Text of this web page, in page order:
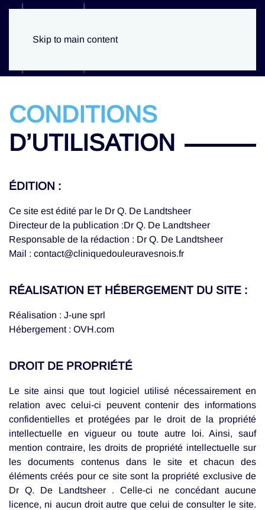
Skip to main content
CONDITIONS
D’UTILISATION
ÉDITION :
Ce site est édité par le Dr Q. De Landtsheer
Directeur de la publication :Dr Q. De Landtsheer
Responsable de la rédaction : Dr Q. De Landtsheer
Mail : contact@cliniquedouleuravesnois.fr
RÉALISATION ET HÉBERGEMENT DU SITE :
Réalisation : J-une sprl
Hébergement : OVH.com
DROIT DE PROPRIÉTÉ
Le site ainsi que tout logiciel utilisé nécessairement en
relation avec celui-ci peuvent contenir des informations
confidentielles et protégées par le droit de la propriété
intellectuelle en vigueur ou toute autre loi. Ainsi, sauf
mention contraire, les droits de propriété intellectuelle sur
les documents contenus dans le site et chacun des
éléments créés pour ce site sont la propriété exclusive de
Dr Q. De Landtsheer . Celle-ci ne concédant aucune
licence, ni aucun droit autre que celui de consulter le site.